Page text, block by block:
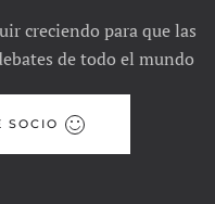
creciendo para que las
de todo el mundo
SOCIO